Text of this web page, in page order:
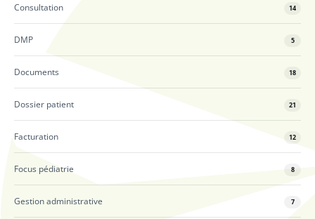
Consultation 14
DMP 5
Documents 18
Dossier patient 21
Facturation 12
Focus pédiatrie 8
Gestion administrative 7